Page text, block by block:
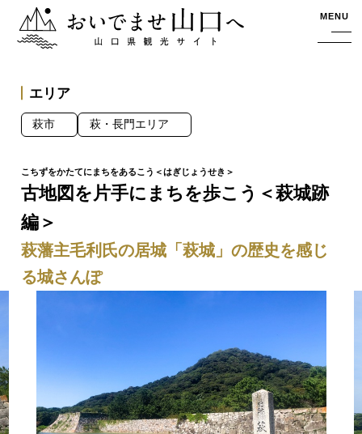
おいでませ山口へー山口県観光サイト MENU
古地図を片手にまちを歩こう＜萩城跡
編＞
萩藩主毛利氏の居城「萩城」の歴史を感じ
る城さんぽ
エリア
萩市 萩・長門エリア